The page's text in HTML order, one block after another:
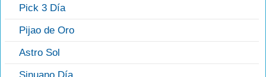
Pick 3 Día
Pijao de Oro
Astro Sol